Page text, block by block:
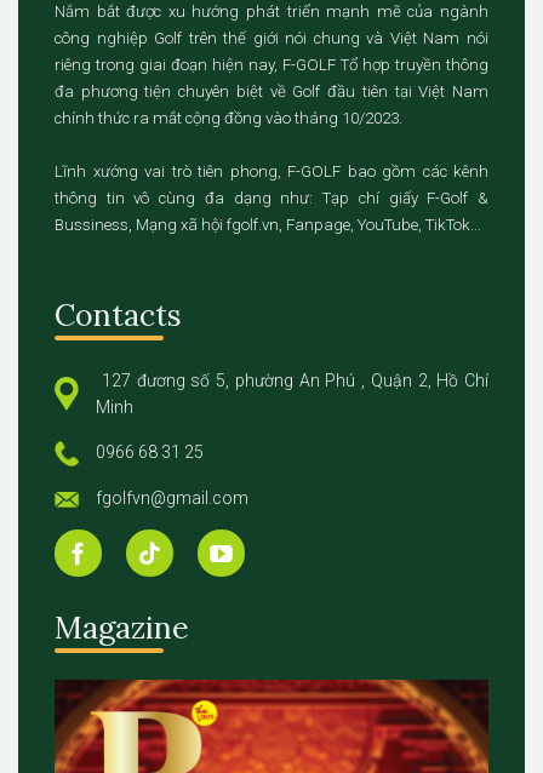
Nắm bắt được xu hướng phát triển mạnh mẽ của ngành
công nghiệp Golf trên thế giới nói chung và Việt Nam nói
riêng trong giai đoạn hiện nay, F-GOLF Tổ hợp truyền thông
đa phương tiện chuyên biệt về Golf đầu tiên tại Việt Nam
chính thức ra mắt cộng đồng vào tháng 10/2023.
Lĩnh xướng vai trò tiên phong, F-GOLF bao gồm các kênh
thông tin vô cùng đa dạng như: Tạp chí giấy F-Golf &
Bussiness, Mạng xã hội fgolf.vn, Fanpage, YouTube, TikTok...
Contacts
127 đương số 5, phường An Phú , Quận 2, Hồ Chí
Minh
0966 68 31 25
fgolfvn@gmail.com
Magazine